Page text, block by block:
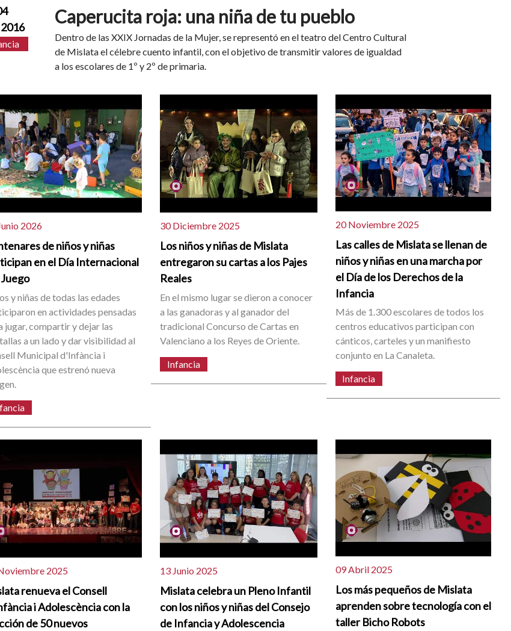
Caperucita roja: una niña de tu pueblo
Dentro de las XXIX Jornadas de la Mujer, se representó en el teatro del Centro Cultural
de Mislata el célebre cuento infantil, con el objetivo de transmitir valores de igualdad
a los escolares de 1º y 2º de primaria.
2026
de niños y niñas
en el Día Internacional
y niñas de todas las edades
en actividades pensadas
jugar, compartir y dejar las
a un lado y dar visibilidad al
Municipal d'Infància i
que estrenó nueva
30 Diciembre 2025
Los niños y niñas de Mislata
entregaron su cartas a los Pajes
Reales
En el mismo lugar se dieron a conocer
a las ganadoras y al ganador del
tradicional Concurso de Cartas en
Valenciano a los Reyes de Oriente.
Infancia
20 Noviembre 2025
Las calles de Mislata se llenan de
niños y niñas en una marcha por
el Día de los Derechos de la
Infancia
Más de 1.300 escolares de todos los
centros educativos participan con
cánticos, carteles y un manifiesto
conjunto en La Canaleta.
Infancia
2025
renueva el Consell
i Adolescència con la
de 50 nuevos
13 Junio 2025
Mislata celebra un Pleno Infantil
con los niños y niñas del Consejo
de Infancia y Adolescencia
09 Abril 2025
Los más pequeños de Mislata
aprenden sobre tecnología con el
taller Bicho Robots